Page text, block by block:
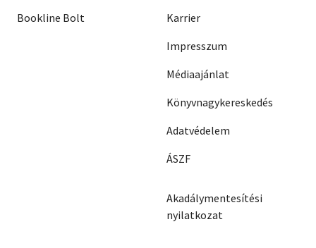
Bookline Bolt
Karrier
Impresszum
Médiaajánlat
Könyvnagykereskedés
Adatvédelem
ÁSZF
Akadálymentesítési
nyilatkozat